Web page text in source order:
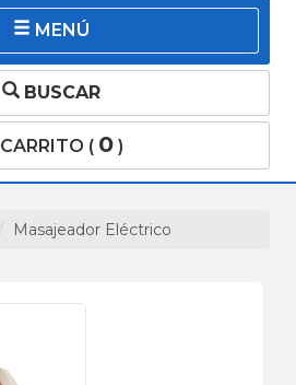
MENÚ
BUSCAR
CARRITO ( 0 )
Masajeador Eléctrico